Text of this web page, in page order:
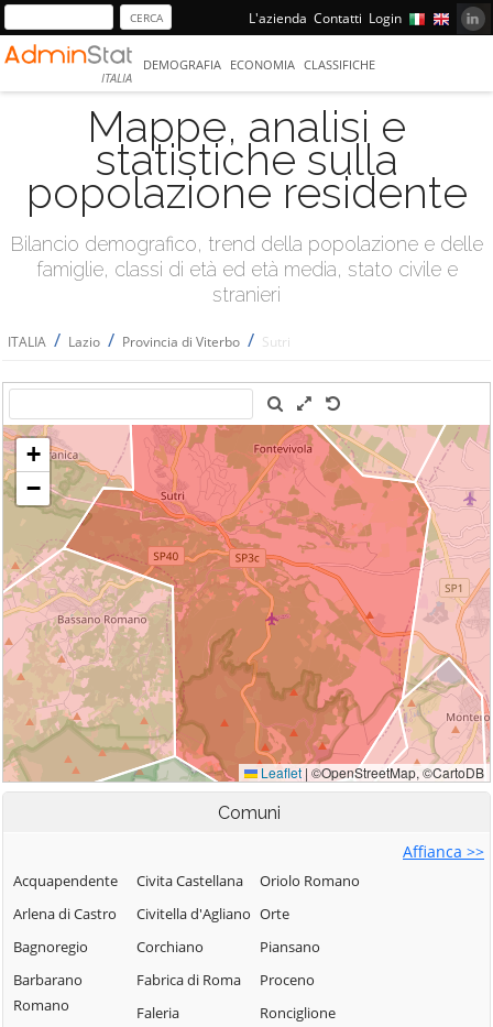
L'azienda Contatti Login
ITALIA
DEMOGRAFIA ECONOMIA CLASSIFICHE
Mappe, analisi e
statistiche sulla
popolazione residente
Bilancio demografico, trend della popolazione e delle
famiglie, classi di età ed età media, stato civile e
stranieri
ITALIA / Lazio / Provincia di Viterbo / Sutri
Comuni
Affianca >>
Acquapendente
Arlena di Castro
Bagnoregio
Barbarano
Romano
Civita Castellana
Civitella d'Agliano
Corchiano
Fabrica di Roma
Faleria
Oriolo Romano
Orte
Piansano
Proceno
Ronciglione